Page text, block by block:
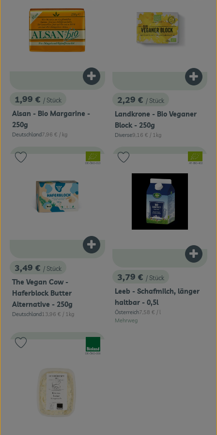
, Preis:
1,99 € / Stück
Alsan - Bio Margarine -
250g
, Herkunft:
Deutschland, Referenzpreis:
7,96 € / kg
Produkt zum Warenkorb hinzufügen
, Preis:
2,29 € / Stück
Landkrone - Bio Veganer
Block - 250g
, Herkunft:
Diverse, Referenzpreis:
9,16 € / 1kg
, Preis:
3,49 € / Stück
The Vegan Cow -
Haferblock Butter
Alternative - 250g
, Herkunft:
Deutschland, Referenzpreis:
13,96 € / 1kg
Produkt zum Warenkorb hinzufügen
, Verband:
, Kontrollstelle:
DE-ÖKO-013
Produkt zu Favouriten hinzufügen
, Preis:
3,79 € / Stück
Leeb - Schafmilch, länger
haltbar - 0,5l
, Herkunft:
Österreich, Referenzpreis:
7,58 € / l
Mehrweg
, Verband:
, Kontrollstelle:
AT-BIO-402
Produkt zu Favouriten hinzufügen
, Kontrollstelle:
DE-ÖKO-006
Produkt zu Favouriten hinzufügen